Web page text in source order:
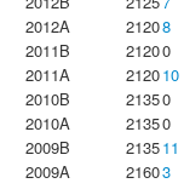
2012A
21208
2011B
21200
2011A
212010
2010B
21350
2010A
21350
2009B
213511
2009A
21603